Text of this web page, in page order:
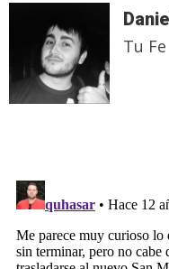
Tu